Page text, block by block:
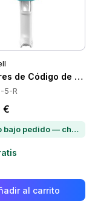
Honeywell
de Código de
5-R
€
Artículo bajo pedido — chatea para conocer el plazo de entrega
al carrito